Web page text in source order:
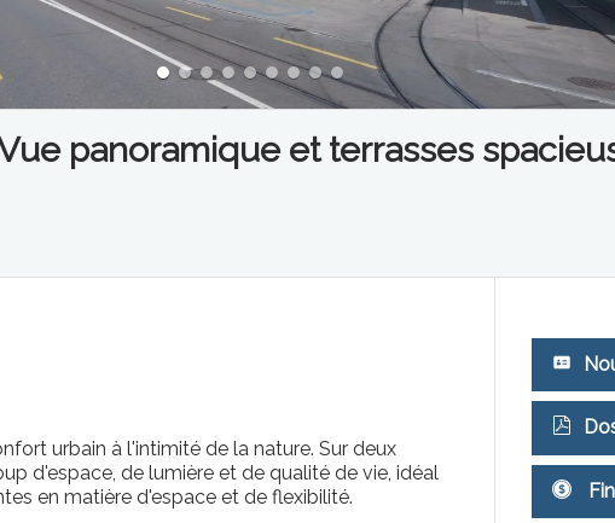
panoramique et terrasses
urbain à l'intimité de la nature. Sur deux
d'espace, de lumière et de qualité de vie, idéal
en matière d'espace et de flexibilité.